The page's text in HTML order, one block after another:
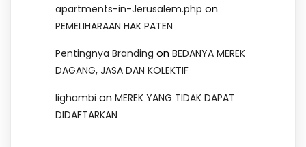
apartments-in-Jerusalem.php on
PEMELIHARAAN HAK PATEN
Pentingnya Branding on BEDANYA MEREK
DAGANG, JASA DAN KOLEKTIF
lighambi on MEREK YANG TIDAK DAPAT
DIDAFTARKAN